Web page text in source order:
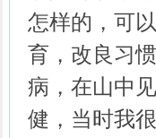
怎样的，可
育，改良习
病，在山中
健，当时我